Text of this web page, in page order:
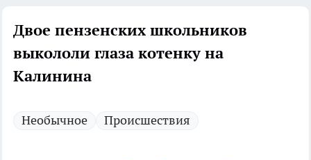
Двое пензенских школьников
выкололи глаза котенку на
Калинина
Необычное Происшествия